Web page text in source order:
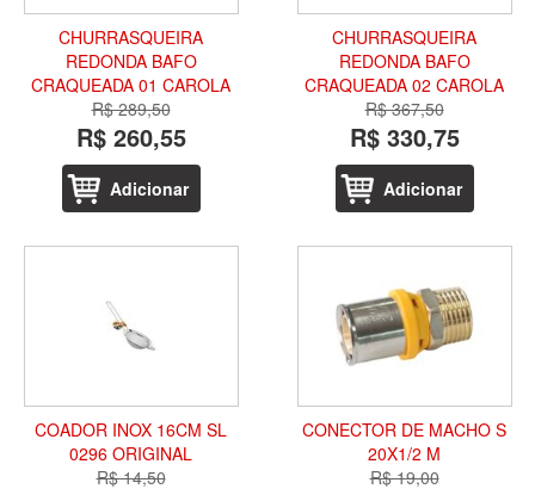
CHURRASQUEIRA
REDONDA BAFO
CRAQUEADA 01 CAROLA
R$ 289,50
R$ 260,55
Adicionar
CHURRASQUEIRA
REDONDA BAFO
CRAQUEADA 02 CAROLA
R$ 367,50
R$ 330,75
Adicionar
COADOR INOX 16CM SL
0296 ORIGINAL
R$ 14,50
CONECTOR DE MACHO S
20X1/2 M
R$ 19,00